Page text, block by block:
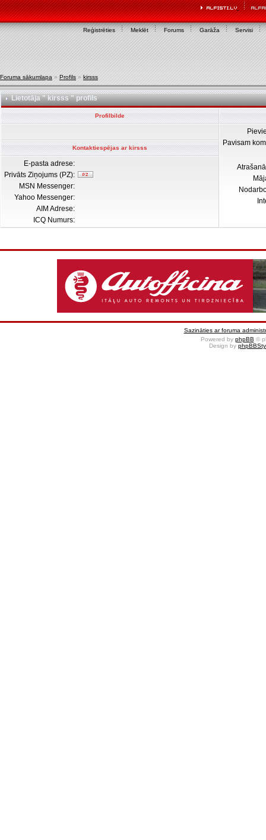
Reģistrēties Meklēt Forums Garāža Servisi
Foruma sākumlapa » Profils » kirsss
Lietotāja " kirsss " profils
Profilbilde
Pavisam
Kontaktiespējas ar kirsss
E-pasta adrese:
Privāts Ziņojums (PZ):
MSN Messenger:
Yahoo Messenger:
AIM Adrese:
ICQ Numurs:
Sazināties ar foruma
Powered by phpBB ©
Design by